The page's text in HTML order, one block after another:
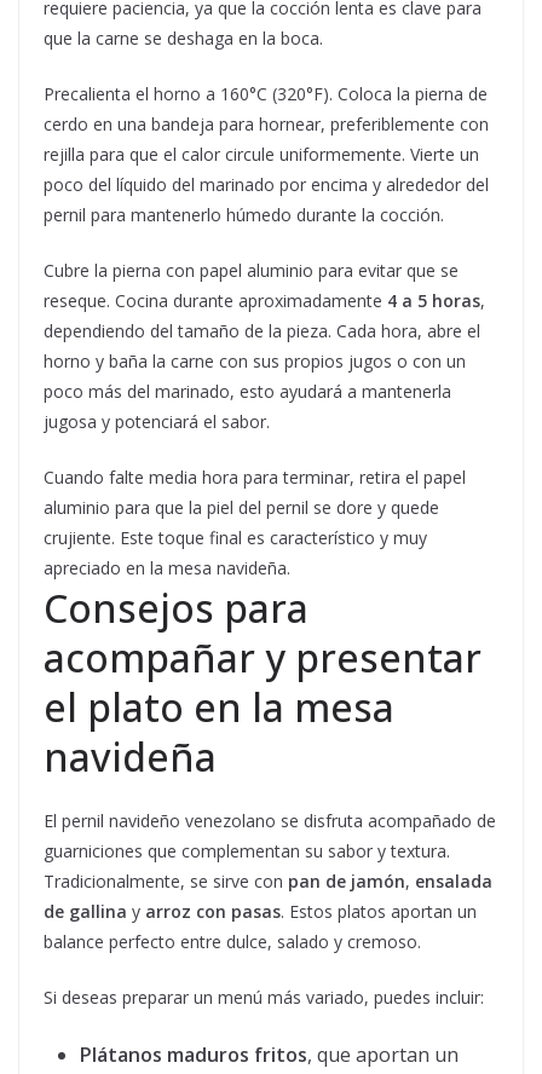
requiere paciencia, ya que la cocción lenta es clave para
que la carne se deshaga en la boca.
Precalienta el horno a 160°C (320°F). Coloca la pierna de
cerdo en una bandeja para hornear, preferiblemente con
rejilla para que el calor circule uniformemente. Vierte un
poco del líquido del marinado por encima y alrededor del
pernil para mantenerlo húmedo durante la cocción.
Cubre la pierna con papel aluminio para evitar que se
reseque. Cocina durante aproximadamente 4 a 5 horas,
dependiendo del tamaño de la pieza. Cada hora, abre el
horno y baña la carne con sus propios jugos o con un
poco más del marinado, esto ayudará a mantenerla
jugosa y potenciará el sabor.
Cuando falte media hora para terminar, retira el papel
aluminio para que la piel del pernil se dore y quede
crujiente. Este toque final es característico y muy
apreciado en la mesa navideña.
Consejos para
acompañar y presentar
el plato en la mesa
navideña
El pernil navideño venezolano se disfruta acompañado de
guarniciones que complementan su sabor y textura.
Tradicionalmente, se sirve con pan de jamón, ensalada
de gallina y arroz con pasas. Estos platos aportan un
balance perfecto entre dulce, salado y cremoso.
Si deseas preparar un menú más variado, puedes incluir:
Plátanos maduros fritos, que aportan un